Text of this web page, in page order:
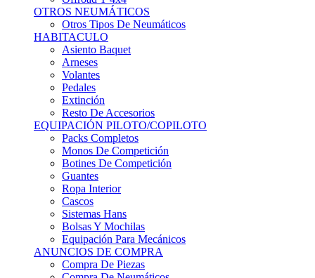
Otros Tipos De Neumáticos
HABITACULO
Asiento Baquet
Arneses
Volantes
Pedales
Extinción
Resto De Accesorios
EQUIPACIÓN PILOTO/COPILOTO
Packs Completos
Monos De Competición
Botines De Competición
Guantes
Ropa Interior
Cascos
Sistemas Hans
Bolsas Y Mochilas
Equipación Para Mecánicos
ANUNCIOS DE COMPRA
Compra De Piezas
Compra De Neumáticos
Compra De Accesorios De Habitáculo